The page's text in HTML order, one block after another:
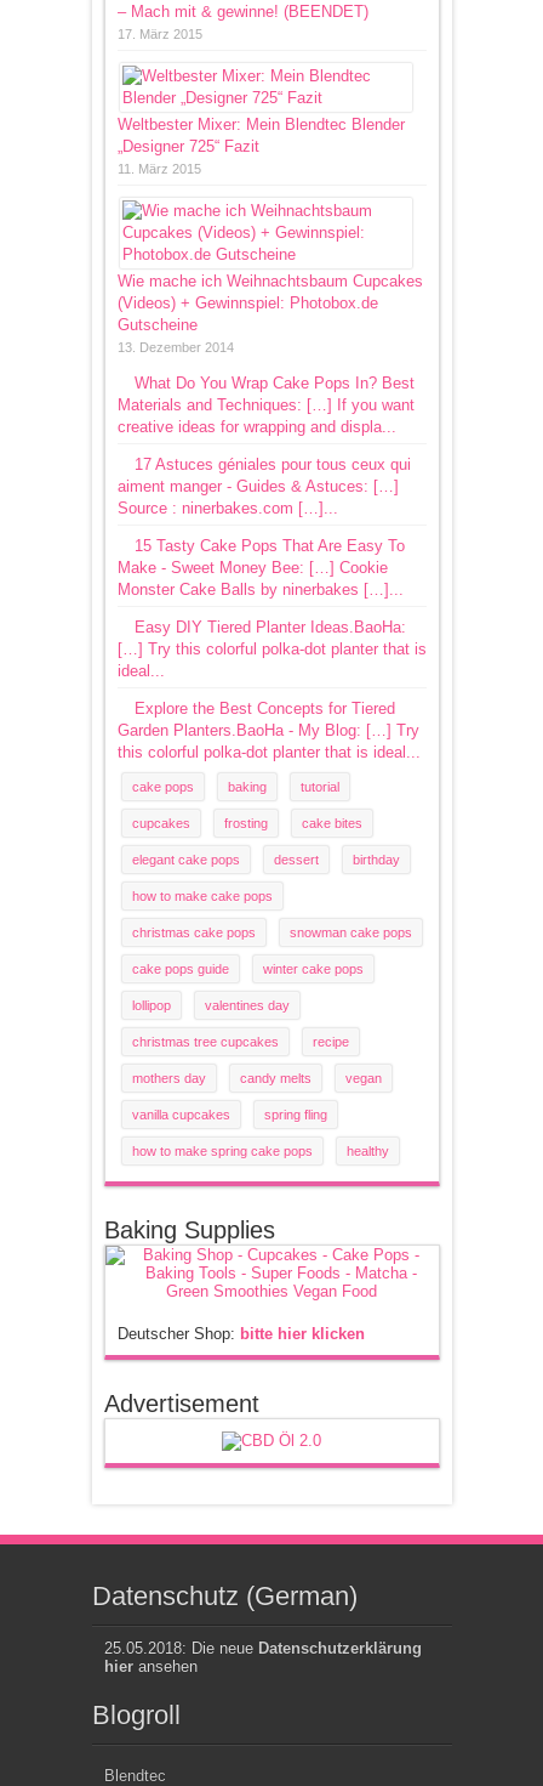
– Mach mit & gewinne! (BEENDET)
17. März 2015
Weltbester Mixer: Mein Blendtec Blender
„Designer 725“ Fazit
11. März 2015
Wie mache ich Weihnachtsbaum Cupcakes
(Videos) + Gewinnspiel: Photobox.de
Gutscheine
13. Dezember 2014
What Do You Wrap Cake Pops In? Best
Materials and Techniques: […] If you want
creative ideas for wrapping and displa...
17 Astuces géniales pour tous ceux qui
aiment manger - Guides & Astuces: […]
Source : ninerbakes.com […]...
15 Tasty Cake Pops That Are Easy To
Make - Sweet Money Bee: […] Cookie
Monster Cake Balls by ninerbakes […]...
Easy DIY Tiered Planter Ideas.BaoHa:
[…] Try this colorful polka-dot planter that is
ideal...
Explore the Best Concepts for Tiered
Garden Planters.BaoHa - My Blog: […] Try
this colorful polka-dot planter that is ideal...
cake pops baking tutorial
cupcakes frosting cake bites
elegant cake pops dessert birthday
how to make cake pops
christmas cake pops snowman cake pops
cake pops guide winter cake pops
lollipop valentines day
christmas tree cupcakes recipe
mothers day candy melts vegan
vanilla cupcakes spring fling
how to make spring cake pops healthy
Baking Supplies
Deutscher Shop: bitte hier klicken
Advertisement
Datenschutz (German)
25.05.2018: Die neue Datenschutzerklärung
hieransehen
Blogroll
Blendtec